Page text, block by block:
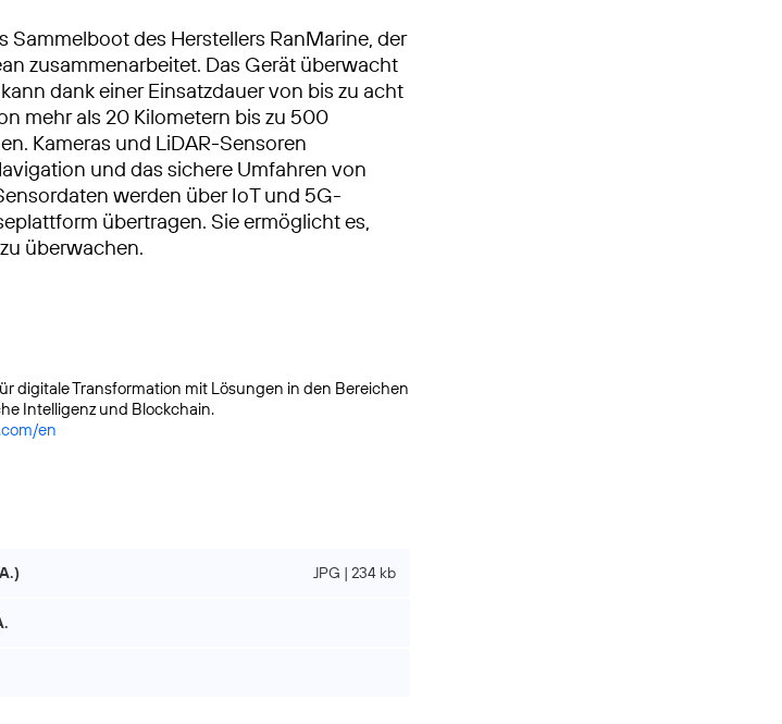
des Herstellers RanMarine, der
zusammenarbeitet. Das Gerät überwacht
dank einer Einsatzdauer von bis zu acht
mehr als 20 Kilometern bis zu 500
Kameras und LiDAR-Sensoren
und das sichere Umfahren von
werden über IoT und 5G-
übertragen. Sie ermöglicht es,
überwachen.
digitale Transformation mit Lösungen in den Bereichen
Intelligenz und Blockchain.
en
JPG | 234 kb